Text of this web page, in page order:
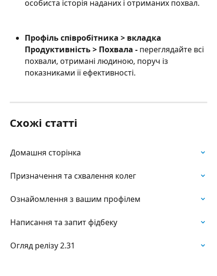
особиста історія наданих і отриманих похвал.
Профіль співробітника > вкладка
Продуктивність > Похвала - переглядайте всі
похвали, отримані людиною, поруч із
показниками її ефективності.
Схожі статті
Домашня сторінка
Призначення та схвалення колег
Ознайомлення з вашим профілем
Написання та запит фідбеку
Огляд релізу 2.31